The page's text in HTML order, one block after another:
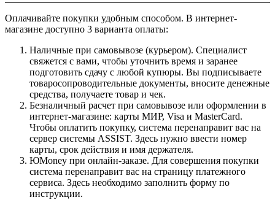
Оплачивайте покупки удобным способом. В интернет-
магазине доступно 3 варианта оплаты:
Наличные при самовывозе (курьером). Специалист
свяжется с вами, чтобы уточнить время и заранее
подготовить сдачу с любой купюры. Вы подписываете
товаросопроводительные документы, вносите денежные
средства, получаете товар и чек.
Безналичный расчет при самовывозе или оформлении в
интернет-магазине: карты МИР, Visa и MasterCard.
Чтобы оплатить покупку, система перенаправит вас на
сервер системы ASSIST. Здесь нужно ввести номер
карты, срок действия и имя держателя.
ЮMoney при онлайн-заказе. Для совершения покупки
система перенаправит вас на страницу платежного
сервиса. Здесь необходимо заполнить форму по
инструкции.